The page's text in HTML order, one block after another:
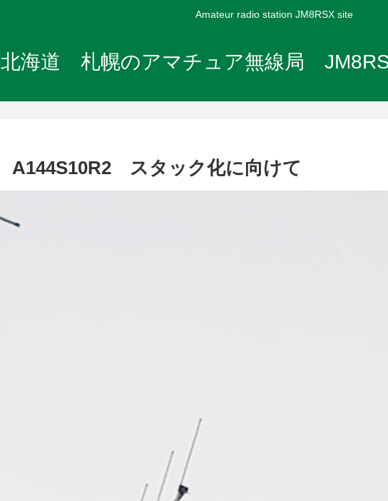
Amateur radio station JM8RSX site
北海道 札幌のアマチュア無線局
A144S10R2 スタック化に向けて